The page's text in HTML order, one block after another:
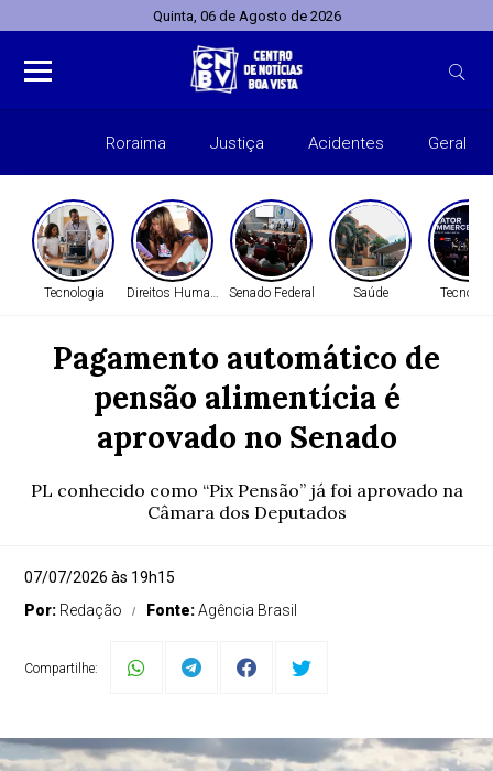
Quinta, 06 de Agosto de 2026
Roraima Justiça Acidentes Geral
Tecnologia Direitos HumanosSenado Federal Saúde
Pagamento automático de
pensão alimentícia é
aprovado no Senado
PL conhecido como “Pix Pensão” já foi aprovado na
Câmara dos Deputados
07/07/2026 às 19h15
Por: Redação Fonte:Agência Brasil
Compartilhe: